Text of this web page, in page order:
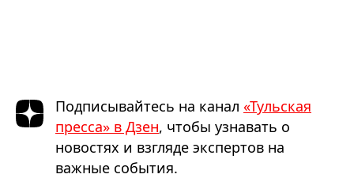
Подписывайтесь на канал «Тульская
пресса» в Дзен, чтобы узнавать о
новостях и взгляде экспертов на
важные события.